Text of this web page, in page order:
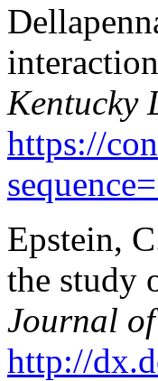
Kentucky
https://
Epstein,
the study
Journal
http://